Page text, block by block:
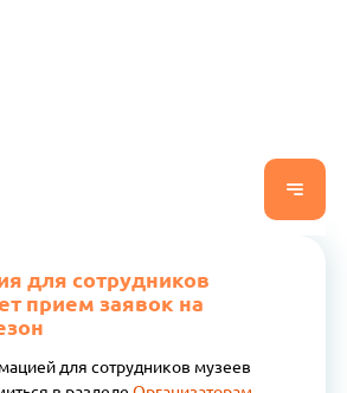
для сотрудников
прием заявок на
для сотрудников музеев